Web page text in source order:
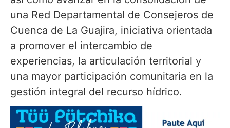
una Red Departamental de Consejeros de
Cuenca de La Guajira, iniciativa orientada
a promover el intercambio de
experiencias, la articulación territorial y
una mayor participación comunitaria en la
gestión integral del recurso hídrico.